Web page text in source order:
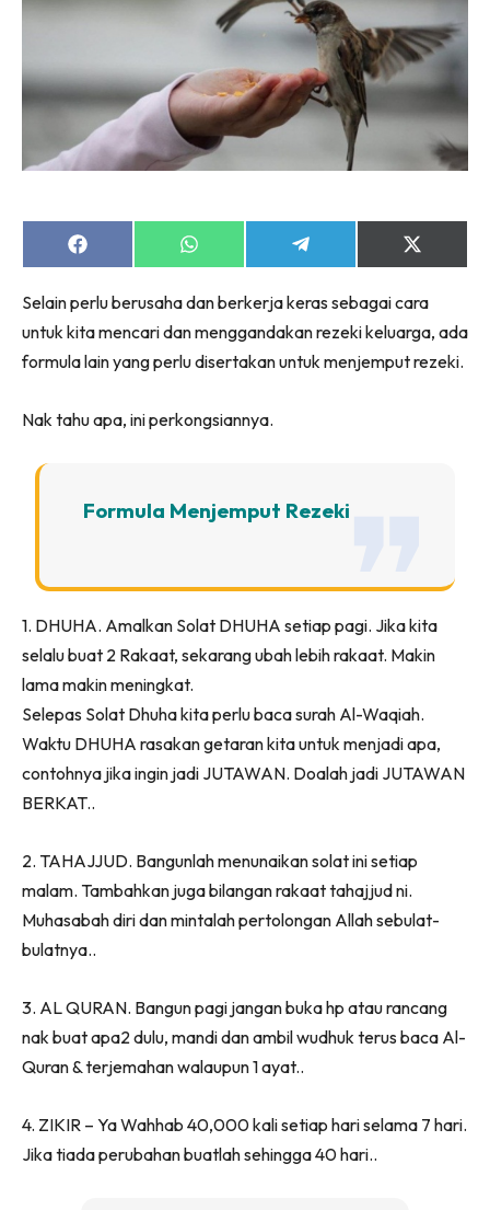
Share
on
Share
on
Share
on
Share
on
(Twitter)
Selain perlu berusaha dan berkerja keras sebagai cara
untuk kita mencari dan menggandakan rezeki keluarga, ada
formula lain yang perlu disertakan untuk menjemput rezeki.
Nak tahu apa, ini perkongsiannya.
Formula Menjemput Rezeki
1. DHUHA. Amalkan Solat DHUHA setiap pagi. Jika kita
selalu buat 2 Rakaat, sekarang ubah lebih rakaat. Makin
lama makin meningkat.
Selepas Solat Dhuha kita perlu baca surah Al-Waqiah.
Waktu DHUHA rasakan getaran kita untuk menjadi apa,
contohnya jika ingin jadi JUTAWAN. Doalah jadi JUTAWAN
BERKAT..
2. TAHAJJUD. Bangunlah menunaikan solat ini setiap
malam. Tambahkan juga bilangan rakaat tahajjud ni.
Muhasabah diri dan mintalah pertolongan Allah sebulat-
bulatnya..
3. AL QURAN. Bangun pagi jangan buka hp atau rancang
nak buat apa2 dulu, mandi dan ambil wudhuk terus baca Al-
Quran & terjemahan walaupun 1 ayat..
4. ZIKIR – Ya Wahhab 40,000 kali setiap hari selama 7 hari.
Jika tiada perubahan buatlah sehingga 40 hari..